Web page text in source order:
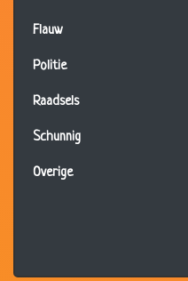
Flauw
Politie
Raadsels
Schunnig
Overige